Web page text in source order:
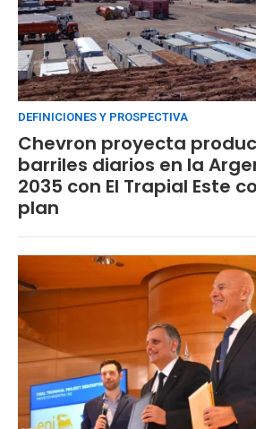
DEFINICIONES Y PROSPECTIVA
Chevron proyecta
barriles diarios en la
2035 con El Trapial Este
plan